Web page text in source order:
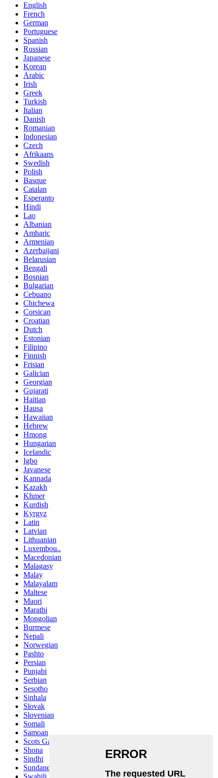
English
French
German
Portuguese
Spanish
Russian
Japanese
Korean
Arabic
Irish
Greek
Turkish
Italian
Danish
Romanian
Indonesian
Czech
Afrikaans
Swedish
Polish
Basque
Catalan
Esperanto
Hindi
Lao
Albanian
Amharic
Armenian
Azerbaijani
Belarusian
Bengali
Bosnian
Bulgarian
Cebuano
Chichewa
Corsican
Croatian
Dutch
Estonian
Filipino
Finnish
Frisian
Galician
Georgian
Gujarati
Haitian
Hausa
Hawaiian
Hebrew
Hmong
Hungarian
Icelandic
Igbo
Javanese
Kannada
Kazakh
Khmer
Kurdish
Kyrgyz
Latin
Latvian
Lithuanian
Luxembou..
Macedonian
Malagasy
Malay
Malayalam
Maltese
Maori
Marathi
Mongolian
Burmese
Nepali
Norwegian
Pashto
Persian
Punjabi
Serbian
Sesotho
Sinhala
Slovak
Slovenian
Somali
Samoan
Scots Gaelic
Shona
Sindhi
Sundanese
Swahili